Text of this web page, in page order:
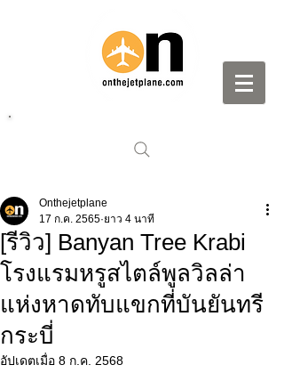
[รีวิว] Banyan Tree Krabi
โรงแรมหรูสไตล์พูลวิลล่า
แห่งหาดทับแขกที่บันยันทรี
กระบี่
Onthejetplane
17 ก.ค. 2565 ยาว 4 นาที
อัปเดตเมื่อ 8 ก.ค. 2568